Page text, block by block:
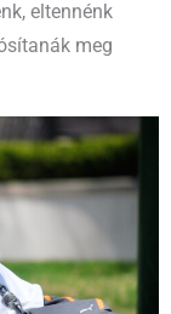
eltennénk
meg